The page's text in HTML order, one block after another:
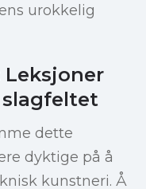
urokkelig
Leksjoner
dette
dyktige på å
kunstneri. Å